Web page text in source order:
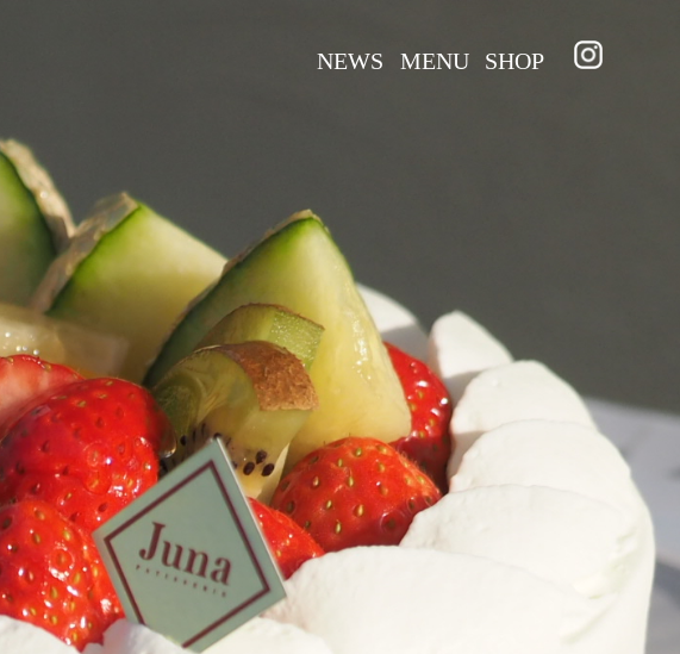
NEWS MENU SHOP